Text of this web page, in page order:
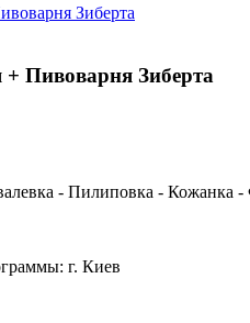
Пивоварня Зиберта
- Пилиповка - Кожанка
г. Киев